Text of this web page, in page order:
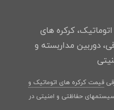
کرکره های
دوربین مداربسته و
قیمت کرکره های اتوماتیک و
حفاظتی و امنیتی در